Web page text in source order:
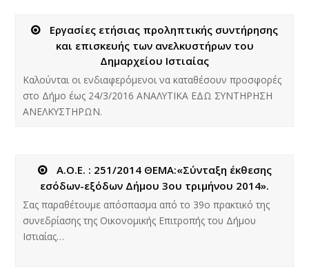
Εργασίες ετήσιας προληπτικής συντήρησης
και επισκευής των ανελκυστήρων του
Δημαρχείου Ιστιαίας
Καλούνται οι ενδιαφερόμενοι να καταθέσουν προσφορές
στο Δήμο έως 24/3/2016 ΑΝΑΛΥΤΙΚΑ ΕΔΩ ΣΥΝΤΗΡΗΣΗ
ΑΝΕΛΚΥΣΤΗΡΩΝ.
Α.Ο.Ε. : 251/2014 ΘΕΜΑ:«Σύνταξη έκθεσης
εσόδων-εξόδων Δήμου 3ου τριμήνου 2014».
Σας παραθέτουμε απόσπασμα από το 39ο πρακτικό της
συνεδρίασης της Οικονομικής Επιτροπής του Δήμου
Ιστιαίας…